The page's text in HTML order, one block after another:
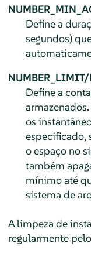
Define a
segundos)
Define a
os
especificado,
o espaço no
também
mínimo até
sistema de
A limpeza de
regularmente pelo